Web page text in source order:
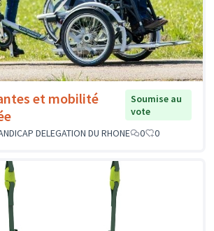
et mobilité
Soumise au
vote
DELEGATION DU RHONE
0 0